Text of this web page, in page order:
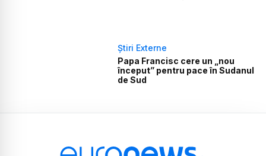
Știri Externe
Papa Francisc cere un „nou
început” pentru pace în Sudanul
de Sud